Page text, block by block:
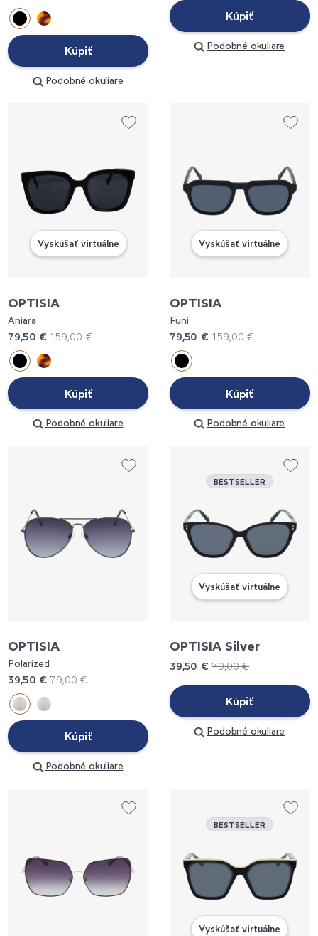
Kúpiť
Podobné okuliare
Kúpiť
Podobné okuliare
Vyskúšať virtuálne
OPTISIA
Aniara
79,50 € 159,00 €
Kúpiť
Podobné okuliare
Vyskúšať virtuálne
OPTISIA
Funi
79,50 €159,00 €
Kúpiť
Podobné okuliare
OPTISIA
Polarized
39,50 € 79,00 €
Kúpiť
Podobné okuliare
Vyskúšať virtuálne
BESTSELLER
OPTISIA Silver
39,50 €79,00 €
Kúpiť
Podobné okuliare
Vyskúšať virtuálne
BESTSELLER